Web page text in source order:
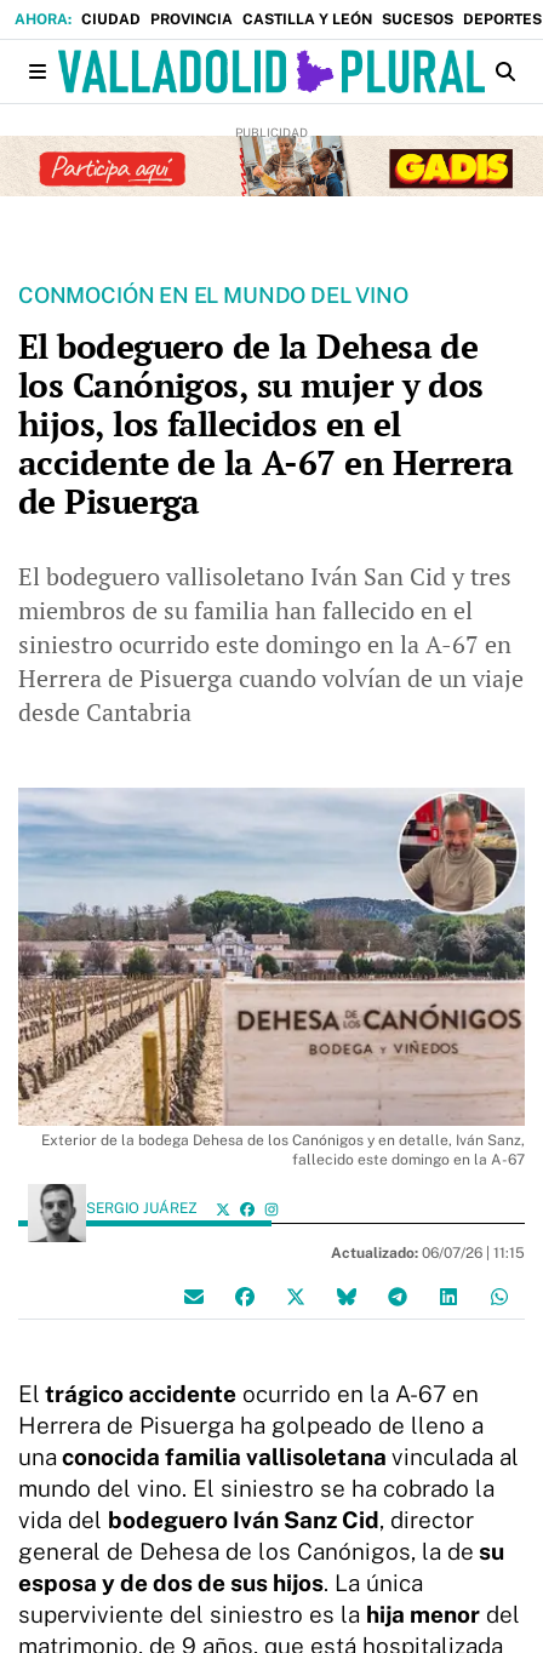
CIUDAD PROVINCIA CASTILLA Y LEÓN SUCESOS DEPORTES
CONMOCIÓN EN EL MUNDO DEL VINO
El bodeguero de la Dehesa de
los Canónigos, su mujer y dos
hijos, los fallecidos en el
accidente de la A-67 en Herrera
de Pisuerga
El bodeguero vallisoletano Iván San Cid y tres
miembros de su familia han fallecido en el
siniestro ocurrido este domingo en la A-67 en
Herrera de Pisuerga cuando volvían de un viaje
desde Cantabria
Exterior de la bodega Dehesa de los Canónigos y en detalle, Iván Sanz,
fallecido este domingo en la A-67
SERGIO JUÁREZ
Actualizado: 06/07/26 | 11:15
El trágico accidente ocurrido en la A-67 en
Herrera de Pisuerga ha golpeado de lleno a
una conocida familia vallisoletana vinculada al
mundo del vino. El siniestro se ha cobrado la
vida del bodeguero Iván Sanz Cid, director
general de Dehesa de los Canónigos, la de su
esposa y de dos de sus hijos. La única
superviviente del siniestro es la hija menor del
matrimonio, de 9 años, que está hospitalizada